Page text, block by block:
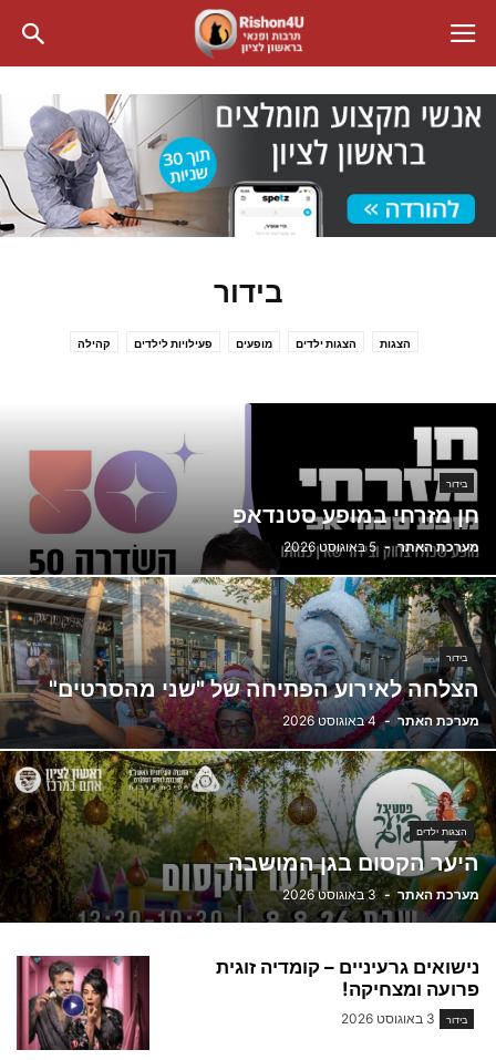
בידור
הצגות הצגות ילדים מופעים פעילויות לילדים קהילה
בידור
חן מזרחי במופע סטנדאפ
מערכת האתר - 5 באוגוסט 2026
בידור
הצלחה לאירוע הפתיחה של "שני מהסרטים"
מערכת האתר - 4 באוגוסט 2026
הצגות ילדים
היער הקסום בגן המושבה
מערכת האתר - 3 באוגוסט 2026
נישואים גרעיניים – קומדיה זוגית
פרועה ומצחיקה!
בידור 3 באוגוסט 2026